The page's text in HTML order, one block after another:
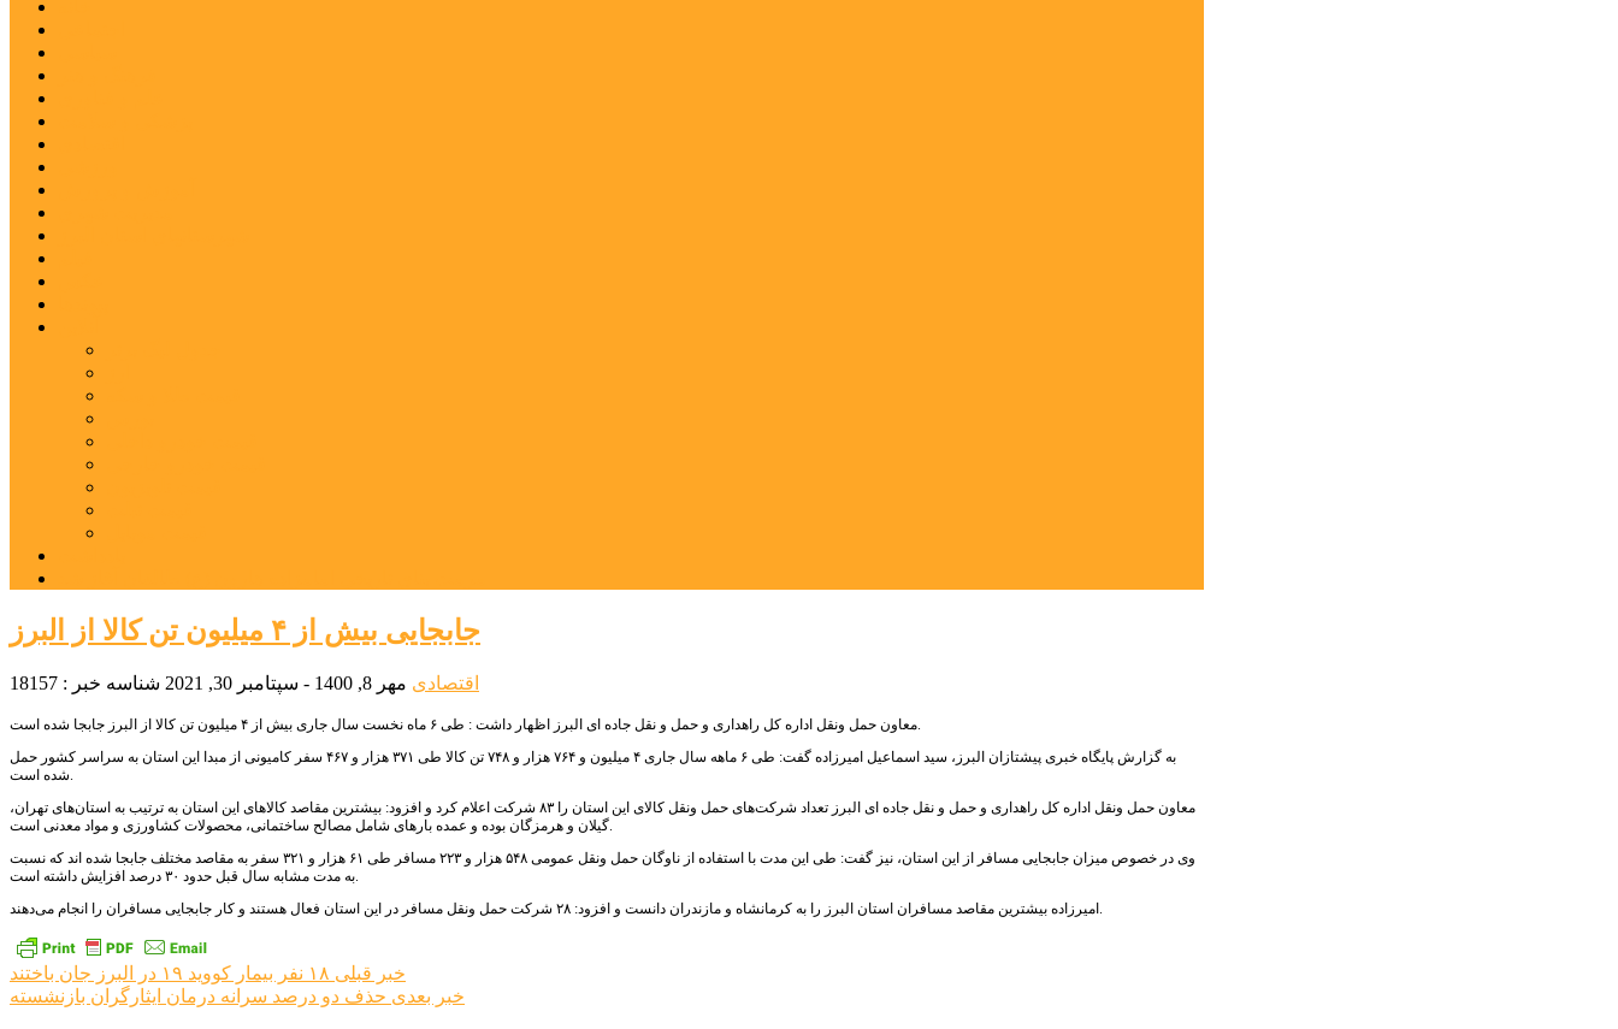
جابجایی بیش از ۴ میلیون تن کالا از البرز
اقتصادی مهر 8, 1400 - سپتامبر 30, 2021 شناسه خبر : 18157
معاون حمل ونقل اداره کل راهداری و حمل و نقل جاده ای البرز اظهار داشت : طی ۶ ماه نخست سال جاری بیش از ۴ میلیون تن کالا از البرز جابجا شده است.
به گزارش پایگاه خبری پیشتازان البرز، سید اسماعیل امیرزاده گفت: طی ۶ ماهه سال جاری ۴ میلیون و ۷۶۴ هزار و ۷۴۸ تن کالا طی ۳۷۱ هزار و ۴۶۷ سفر کامیونی از مبدا این استان به سراسر کشور حمل
شده است.
معاون حمل ونقل اداره کل راهداری و حمل و نقل جاده ای البرز تعداد شرکت‌های حمل ونقل کالای این استان را ۸۳ شرکت اعلام کرد و افزود: بیشترین مقاصد کالا‌های این استان به ترتیب به استان‌های تهران،
گیلان و هرمزگان بوده و عمده بار‌های شامل مصالح ساختمانی، محصولات کشاورزی و مواد معدنی است.
وی در خصوص میزان جابجایی مسافر از این استان، نیز گفت: طی این مدت با استفاده از ناوگان حمل ونقل عمومی ۵۴۸ هزار و ۲۲۳ مسافر طی ۶۱ هزار و ۳۲۱ سفر به مقاصد مختلف جابجا شده اند که نسبت
به مدت مشابه سال قبل حدود ۳۰ درصد افزایش داشته است.
امیرزاده بیشترین مقاصد مسافران استان البرز را به کرمانشاه و مازندران دانست و افزود: ۲۸ شرکت حمل ونقل مسافر در این استان فعال هستند و کار جابجایی مسافران را انجام می‌دهند.
راهبری
نوشته
خبر قبلی ۱۸ نفر بیمار کووید ۱۹ در البرز جان باختند
خبر بعدی حذف دو درصد سرانه درمان ایثارگران بازنشسته